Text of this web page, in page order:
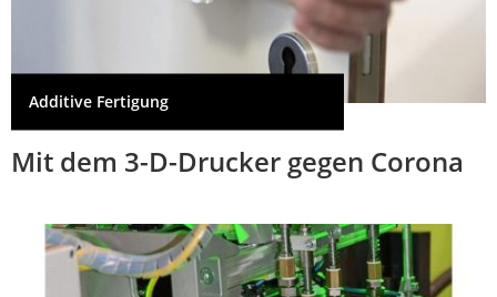
Additive Fertigung
Mit dem 3-D-Drucker gegen Corona